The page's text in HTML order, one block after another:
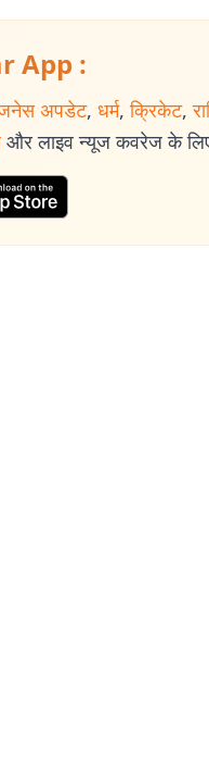
App :
अपडेट, धर्म, क्रिकेट,
और लाइव न्यूज कवरेज के